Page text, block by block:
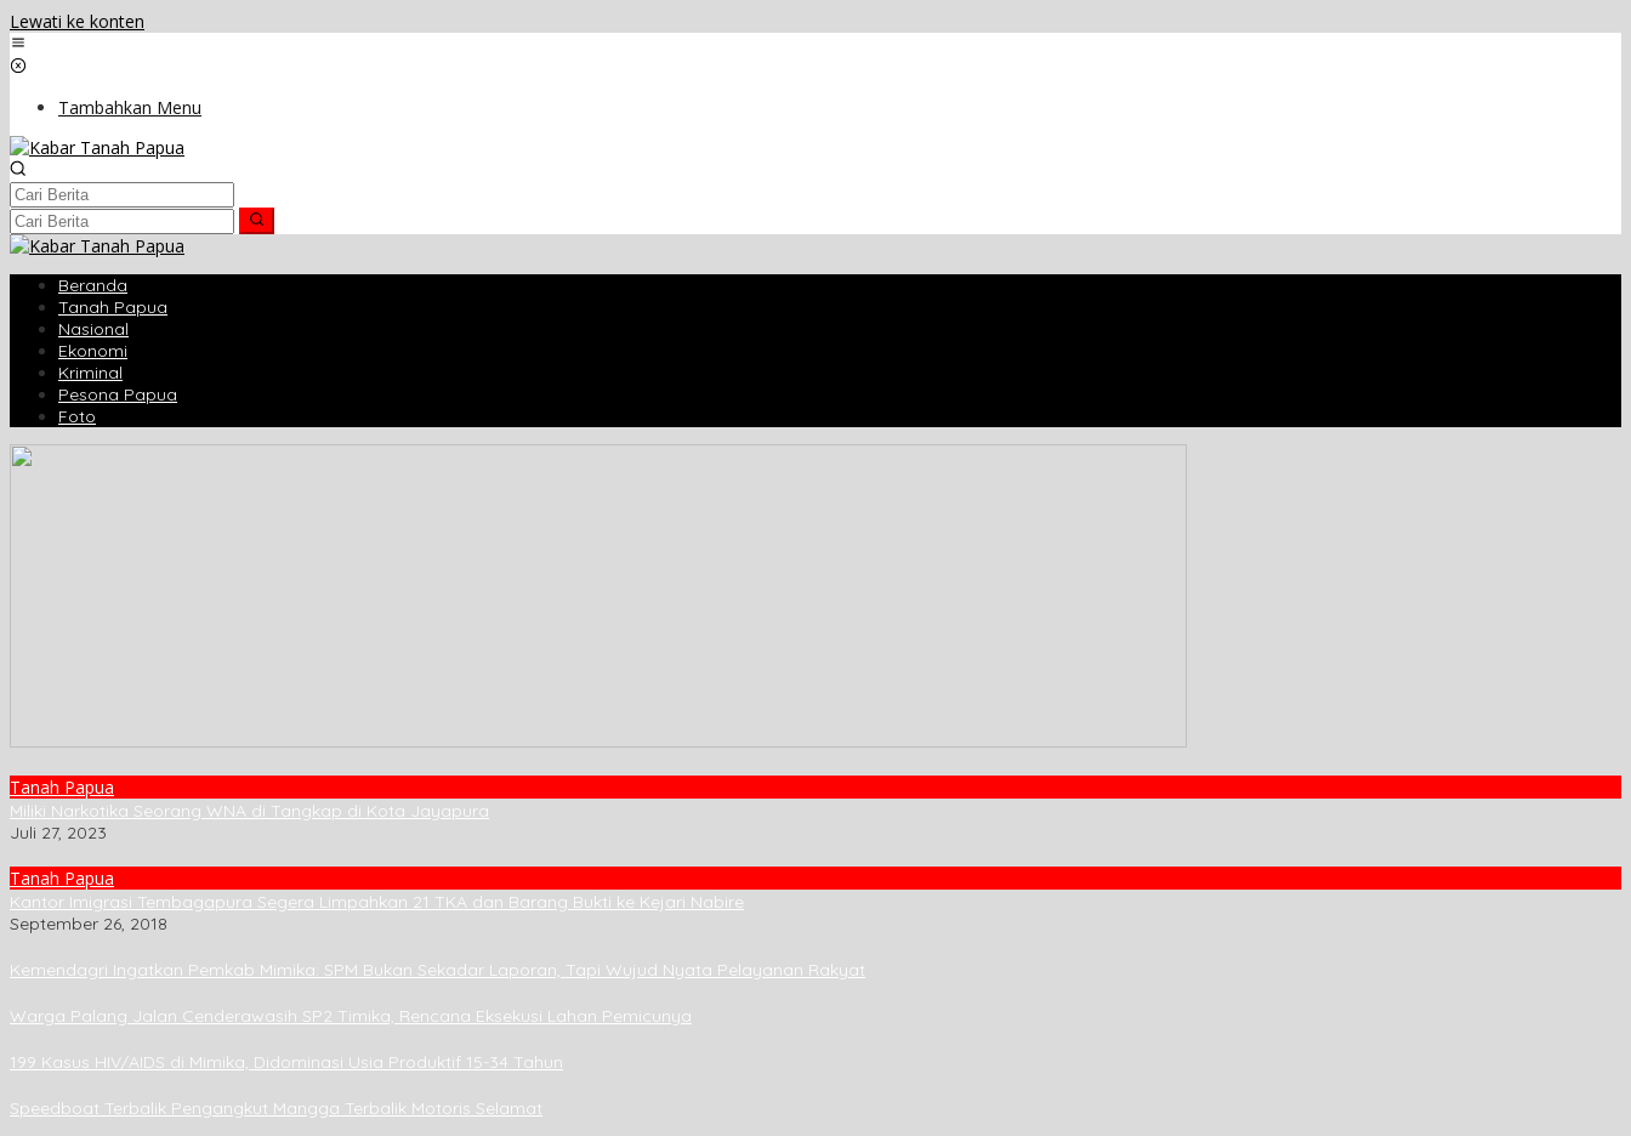
Lewati ke konten
Tambahkan Menu
Beranda
Tanah Papua
Nasional
Ekonomi
Kriminal
Pesona Papua
Foto
Tanah Papua
Miliki Narkotika Seorang WNA di Tangkap di Kota Jayapura
Juli 27, 2023
Tanah Papua
Kantor Imigrasi Tembagapura Segera Limpahkan 21 TKA dan Barang Bukti ke Kejari Nabire
September 26, 2018
Kemendagri Ingatkan Pemkab Mimika: SPM Bukan Sekadar Laporan, Tapi Wujud Nyata Pelayanan Rakyat
Warga Palang Jalan Cenderawasih SP2 Timika, Rencana Eksekusi Lahan Pemicunya
199 Kasus HIV/AIDS di Mimika, Didominasi Usia Produktif 15-34 Tahun
Speedboat Terbalik Pengangkut Mangga Terbalik Motoris Selamat